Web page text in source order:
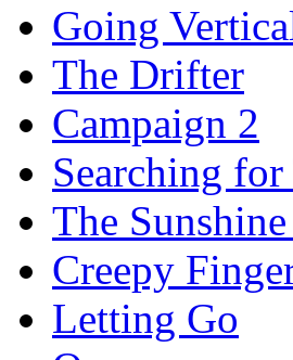
Going
The Drifter
Campaign 2
Searching
The Sunshine
Creepy
Letting Go